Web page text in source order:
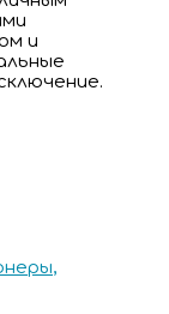
и
,